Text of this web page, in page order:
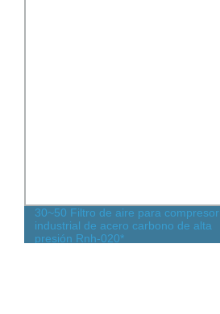
30~50 Filtro de aire para compresor
industrial de acero carbono de alta
presión Rnh-020*